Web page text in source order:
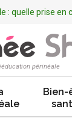
: quelle prise en
périnéale
Bien-